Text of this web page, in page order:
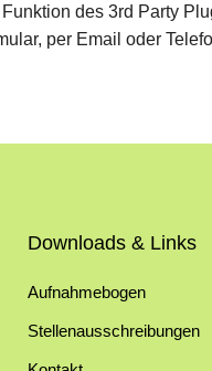
des 3rd Party
per Email oder
Downloads & Links
Aufnahmebogen
Stellenausschreibungen